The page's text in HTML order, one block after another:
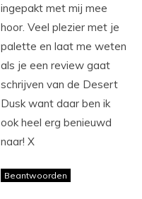
ingepakt met mij mee
hoor. Veel plezier met je
palette en laat me weten
als je een review gaat
schrijven van de Desert
Dusk want daar ben ik
ook heel erg benieuwd
naar! X
Beantwoorden